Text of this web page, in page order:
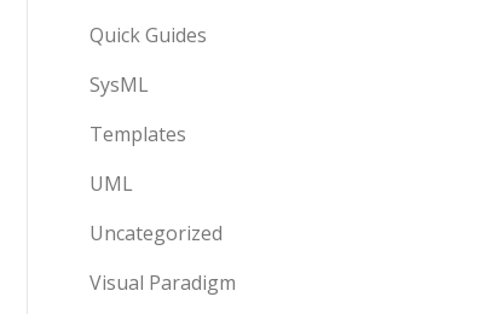
Quick Guides
SysML
Templates
UML
Uncategorized
Visual Paradigm